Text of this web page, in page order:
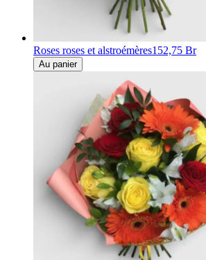
Roses roses et alstroémères152,75 Br
Au panier